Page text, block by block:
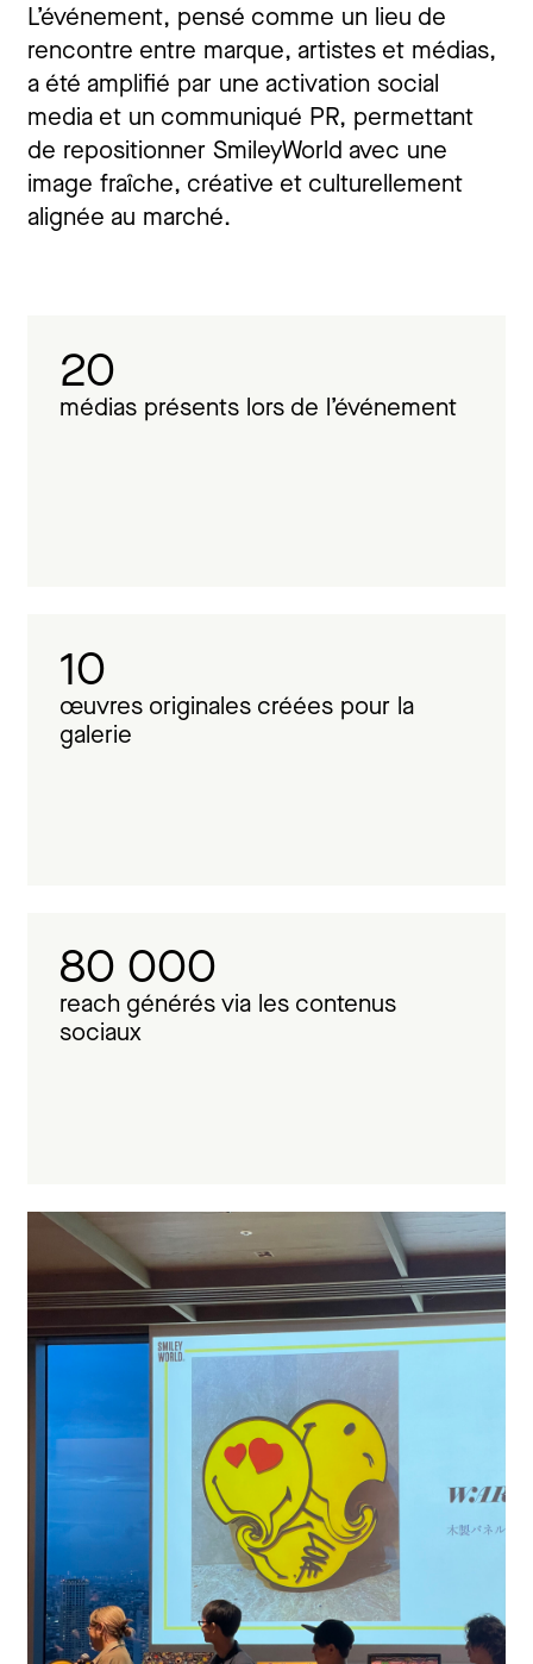
L’événement, pensé comme un lieu de
rencontre entre marque, artistes et médias,
a été amplifié par une activation social
media et un communiqué PR, permettant
de repositionner SmileyWorld avec une
image fraîche, créative et culturellement
alignée au marché.
20
médias présents lors de l’événement
10
œuvres originales créées pour la
galerie
80 000
reach générés via les contenus
sociaux